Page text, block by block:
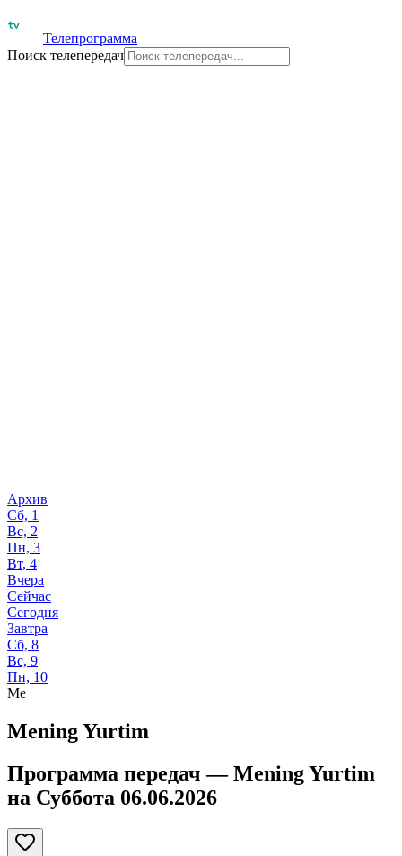
Телепрограмма
Поиск телепередач
Архив
Сб, 1
Вс, 2
Пн, 3
Вт, 4
Вчера
Сейчас
Сегодня
Завтра
Сб, 8
Вс, 9
Пн, 10
Me
Mening Yurtim
Программа передач —Mening Yurtim
на Суббота 06.06.2026